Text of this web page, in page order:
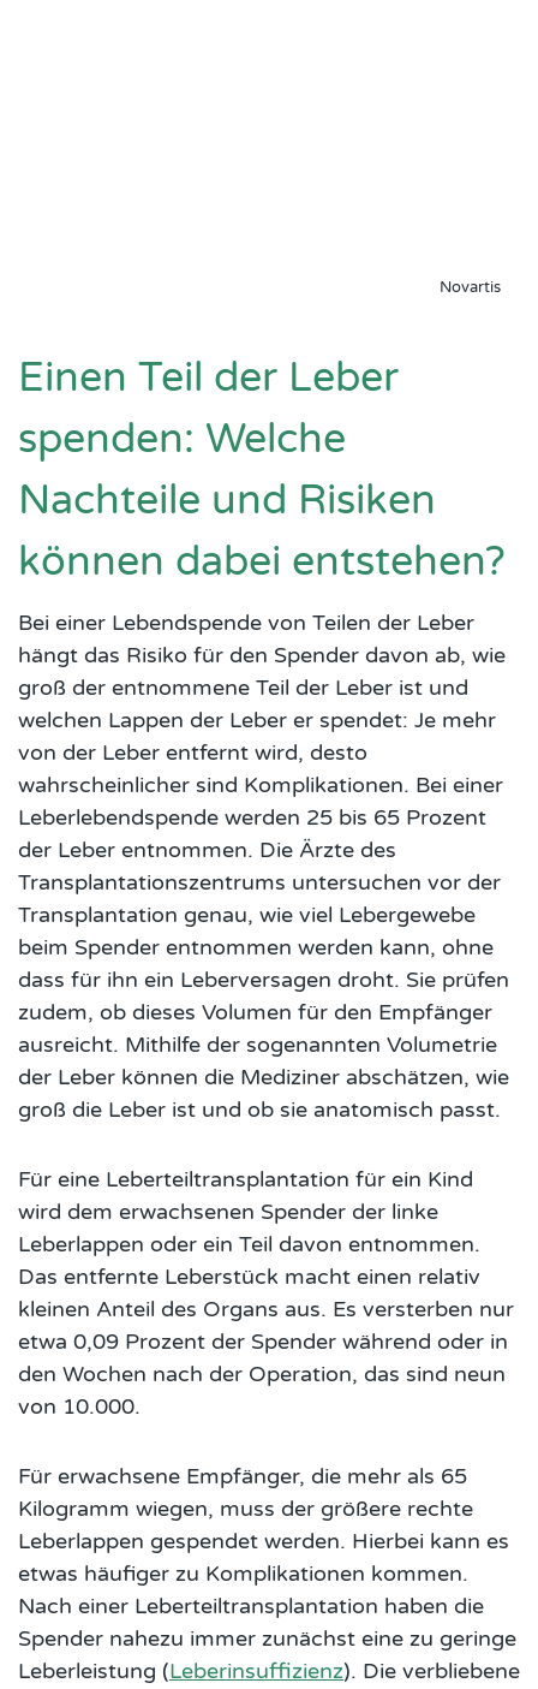
Novartis
Einen Teil der Leber
spenden: Welche
Nachteile und Risiken
können dabei entstehen?
Bei einer Lebendspende von Teilen der Leber
hängt das Risiko für den Spender davon ab, wie
groß der entnommene Teil der Leber ist und
welchen Lappen der Leber er spendet: Je mehr
von der Leber entfernt wird, desto
wahrscheinlicher sind Komplikationen. Bei einer
Leberlebendspende werden 25 bis 65 Prozent
der Leber entnommen. Die Ärzte des
Transplantationszentrums untersuchen vor der
Transplantation genau, wie viel Lebergewebe
beim Spender entnommen werden kann, ohne
dass für ihn ein Leberversagen droht. Sie prüfen
zudem, ob dieses Volumen für den Empfänger
ausreicht. Mithilfe der sogenannten Volumetrie
der Leber können die Mediziner abschätzen, wie
groß die Leber ist und ob sie anatomisch passt.
Für eine Leberteiltransplantation für ein Kind
wird dem erwachsenen Spender der linke
Leberlappen oder ein Teil davon entnommen.
Das entfernte Leberstück macht einen relativ
kleinen Anteil des Organs aus. Es versterben nur
etwa 0,09 Prozent der Spender während oder in
den Wochen nach der Operation, das sind neun
von 10.000.
Für erwachsene Empfänger, die mehr als 65
Kilogramm wiegen, muss der größere rechte
Leberlappen gespendet werden. Hierbei kann es
etwas häufiger zu Komplikationen kommen.
Nach einer Leberteiltransplantation haben die
Spender nahezu immer zunächst eine zu geringe
Leberleistung (Leberinsuffizienz). Die verbliebene